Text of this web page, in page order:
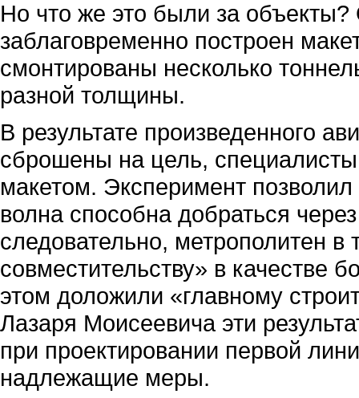
Но что же это были за
заблаговременно построен
смонтированы несколько
разной толщины.
В результате произведенного
сброшены на цель,
макетом. Эксперимент
волна способна добраться
следовательно, метрополитен в
совместительству» в
этом доложили «главному
Лазаря Моисеевича эти
при проектировании первой
надлежащие меры.